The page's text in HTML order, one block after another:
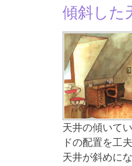
傾斜した
天井の傾いて
ドの配置を工
天井が斜めに